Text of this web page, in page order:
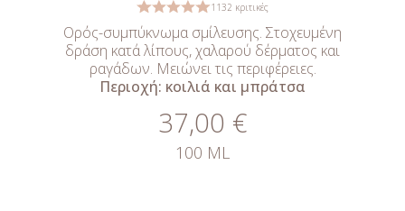
1132 κριτικές
Ορός-συμπύκνωμα σμίλευσης. Στοχευμένη
δράση κατά λίπους, χαλαρού δέρματος και
ραγάδων. Μειώνει τις περιφέρειες.
Περιοχή: κοιλιά και μπράτσα
37,00 €
100 ML